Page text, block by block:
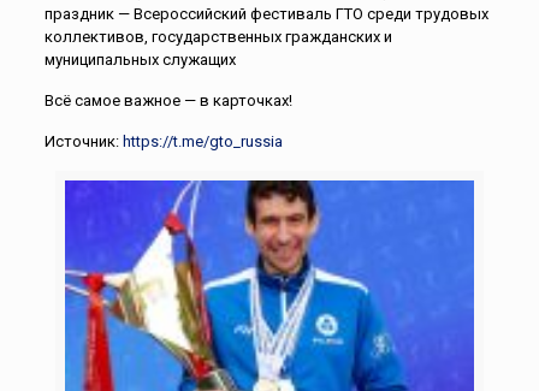
праздник — Всероссийский фестиваль ГТО среди трудовых
коллективов, государственных гражданских и
муниципальных служащих
Всё самое важное — в карточках!
Источник: https://t.me/gto_russia